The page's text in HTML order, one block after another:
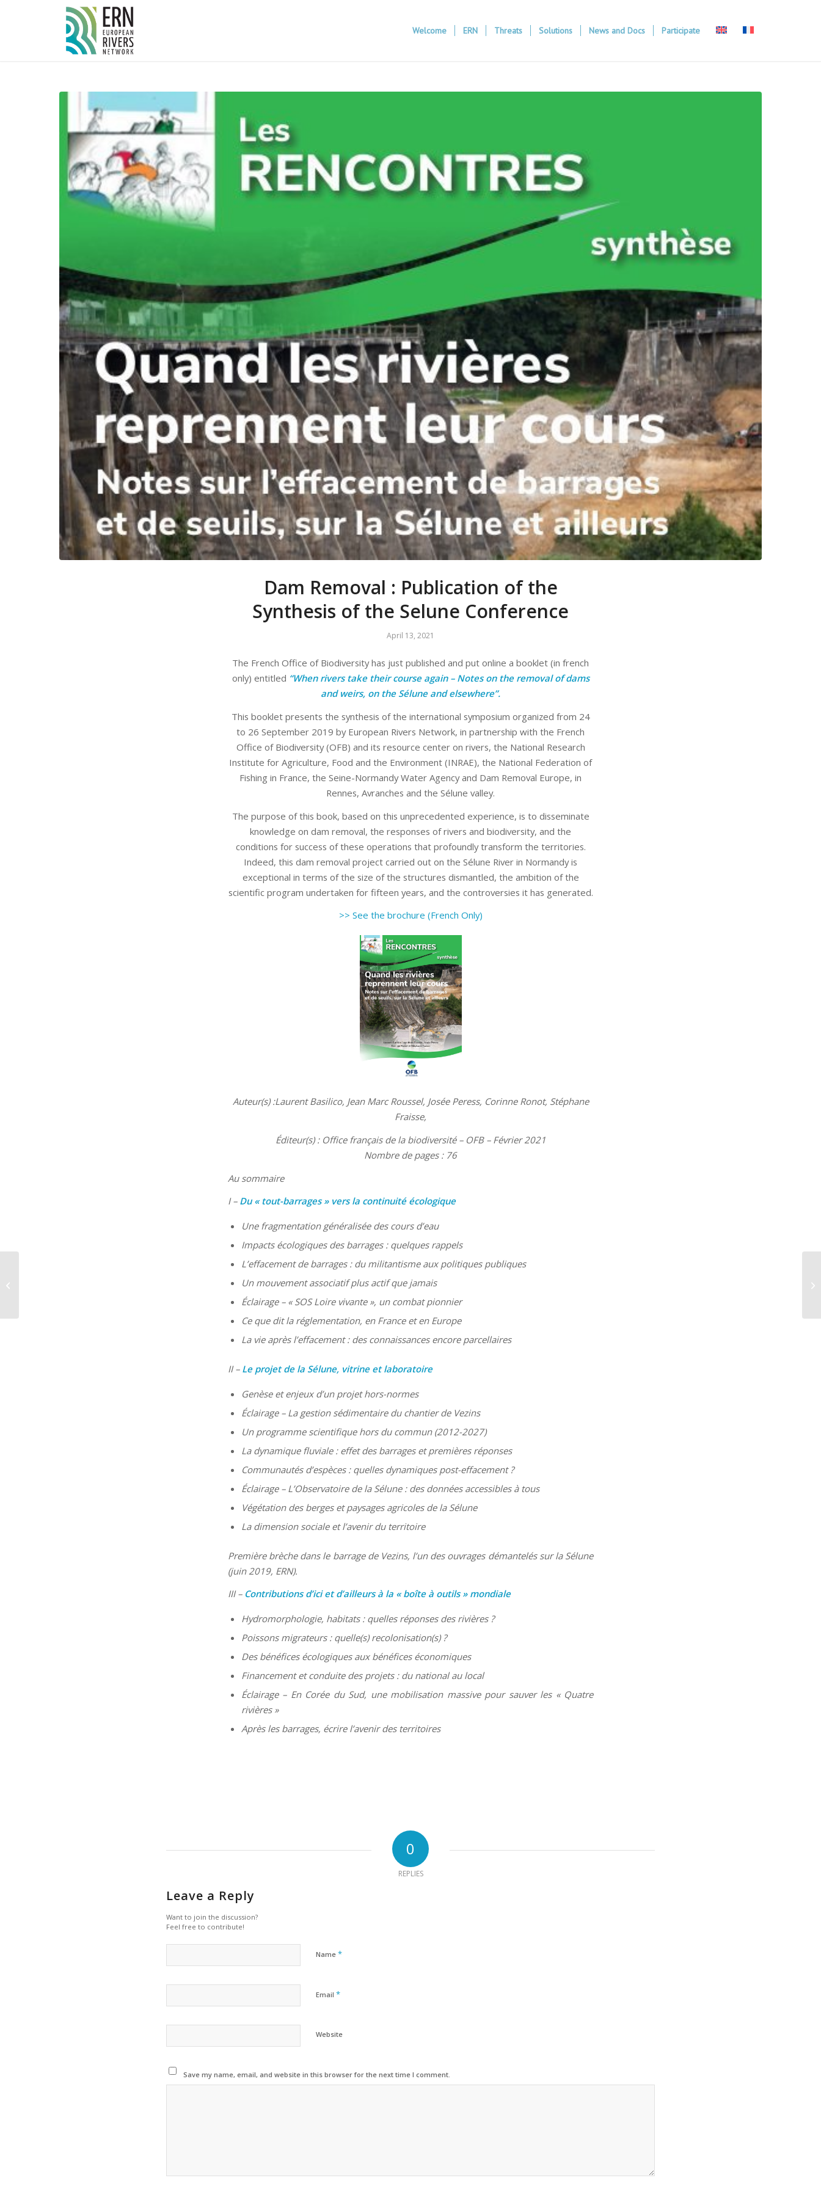
Cookies management panel
Welcome ERN Threats Solutions News and Docs Participate
Dam Removal : Publication of the
Synthesis of the Selune Conference
April 13, 2021
The French Office of Biodiversity has just published and put online a booklet (in french
only) entitled “When rivers take their course again – Notes on the removal of dams
and weirs, on the Sélune and elsewhere”.
This booklet presents the synthesis of the international symposium organized from 24
to 26 September 2019 by European Rivers Network, in partnership with the French
Office of Biodiversity (OFB) and its resource center on rivers, the National Research
Institute for Agriculture, Food and the Environment (INRAE), the National Federation of
Fishing in France, the Seine-Normandy Water Agency and Dam Removal Europe, in
Rennes, Avranches and the Sélune valley.
The purpose of this book, based on this unprecedented experience, is to disseminate
knowledge on dam removal, the responses of rivers and biodiversity, and the
conditions for success of these operations that profoundly transform the territories.
Indeed, this dam removal project carried out on the Sélune River in Normandy is
exceptional in terms of the size of the structures dismantled, the ambition of the
scientific program undertaken for fifteen years, and the controversies it has generated.
>> See the brochure (French Only)
Auteur(s) :Laurent Basilico, Jean Marc Roussel, Josée Peress, Corinne Ronot, Stéphane
Fraisse,
Éditeur(s) : Office français de la biodiversité – OFB – Février 2021
Nombre de pages : 76
Au sommaire
I – Du « tout-barrages » vers la continuité écologique
Une fragmentation généralisée des cours d’eau
Impacts écologiques des barrages : quelques rappels
L’effacement de barrages : du militantisme aux politiques publiques
Un mouvement associatif plus actif que jamais
Éclairage – « SOS Loire vivante », un combat pionnier
Ce que dit la réglementation, en France et en Europe
La vie après l’effacement : des connaissances encore parcellaires
II – Le projet de la Sélune, vitrine et laboratoire
Genèse et enjeux d’un projet hors-normes
Éclairage – La gestion sédimentaire du chantier de Vezins
Un programme scientifique hors du commun (2012-2027)
La dynamique fluviale : effet des barrages et premières réponses
Communautés d’espèces : quelles dynamiques post-effacement ?
Éclairage – L’Observatoire de la Sélune : des données accessibles à tous
Végétation des berges et paysages agricoles de la Sélune
La dimension sociale et l’avenir du territoire
Première brèche dans le barrage de Vezins, l’un des ouvrages démantelés sur la Sélune
(juin 2019, ERN).
III – Contributions d’ici et d’ailleurs à la « boîte à outils » mondiale
Hydromorphologie, habitats : quelles réponses des rivières ?
Poissons migrateurs : quelle(s) recolonisation(s) ?
Des bénéfices écologiques aux bénéfices économiques
Financement et conduite des projets : du national au local
Éclairage – En Corée du Sud, une mobilisation massive pour sauver les « Quatre
rivières »
Après les barrages, écrire l’avenir des territoires
0
REPLIES
Leave a Reply
Want to join the discussion?
Feel free to contribute!
Name *
Email *
Website
Save my name, email, and website in this browser for the next time I comment.